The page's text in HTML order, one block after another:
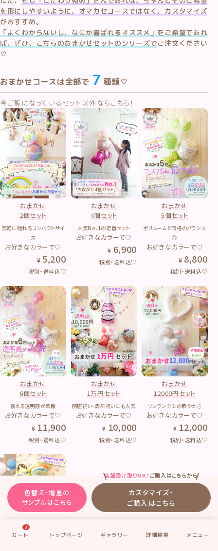
色替え・増量の
サンプルはこちら
店舗受け取りOK！ご購入はこちらから
カスタマイズ・
ご購入はこちら
を形にしやすいように、オマカセコースではなく、カスタマイズ
がおすすめ。
「よくわからないし、なにか喜ばれるオススメ」をご希望であれ
ば、ぜひ、こちらのおまかせセットのシリーズでご注文ください
♡
おまかせコースは全部で ７ 種類♡
今ご覧になっているセット以外ならこちら！
おまかせ
2個セット
気軽に贈れるコンパクトサイ
ズ
お好きなカラーで♡
5,200
税別・送料込♡
おまかせ
4個セット
人気No.1の定番セット
お好きなカラーで♡
6,900
税別・送料込♡
おまかせ
5個セット
ボリュームと価格のバランス
◎
お好きなカラーで♡
8,800
税別・送料込♡
おまかせ
6個セット
震える透明感が素敵
お好きなカラーで♡
11,900
税別・送料込♡
おまかせ
1万円セット
開店祝い・周年祝いにも人気
お好きなカラーで♡
10,000
税別・送料込♡
おまかせ
12000円セット
ワンランク上の華やかさ
お好きなカラーで♡
12,000
税別・送料込♡
0